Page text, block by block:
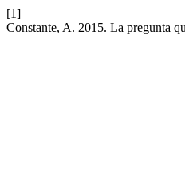
[1]
Constante, A. 2015. La pregunta